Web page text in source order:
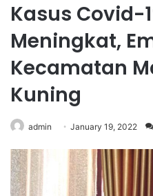
Kasus Covid-
Meningkat,
Kecamatan
Kuning
admin January 19, 2022